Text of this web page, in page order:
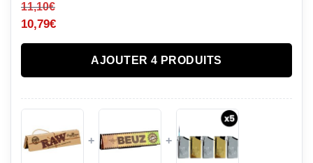
11,10€
10,79€
AJOUTER 4 PRODUITS
+ +